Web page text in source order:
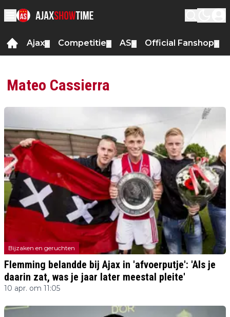
Ajax Competitie AS Official Fanshop
Mateo Cassierra
Bijzaken en geruchten
Flemming belandde bij Ajax in 'afvoerputje': 'Als je
daarin zat, was je jaar later meestal pleite'
10 apr. om 11:05